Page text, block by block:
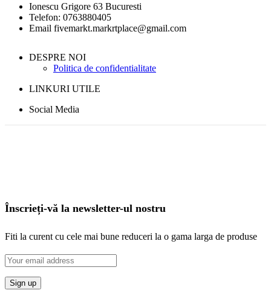
Ionescu Grigore 63 Bucuresti
Telefon: 0763880405
Email fivemarkt.markrtplace@gmail.com
DESPRE NOI
Politica de confidentialitate
LINKURI UTILE
Social Media
Înscrieți-vă la newsletter-ul nostru
Fiti la curent cu cele mai bune reduceri la o gama larga de produse